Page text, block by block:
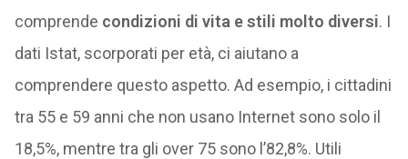
comprende condizioni di vita e stili molto diversi. I
dati Istat, scorporati per età, ci aiutano a
comprendere questo aspetto. Ad esempio, i cittadini
tra 55 e 59 anni che non usano Internet sono solo il
18,5%, mentre tra gli over 75 sono l’82,8%. Utili